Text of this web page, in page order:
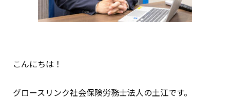
こんにちは！
グロースリンク社会保険労務士法人の土江です。